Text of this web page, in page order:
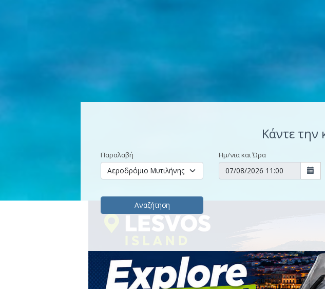
Κάντε
Παραλαβή Ημ/νια και Ώρα
Αναζήτηση